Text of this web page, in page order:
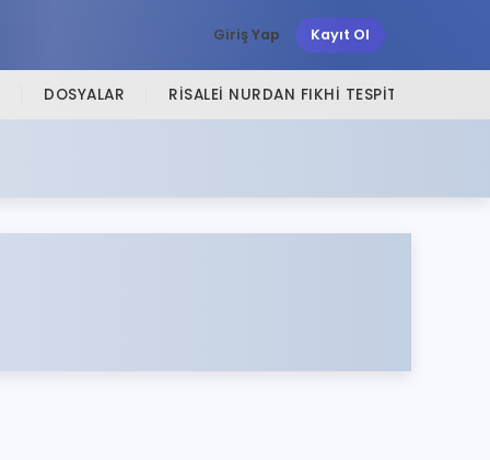
Giriş Yap Kayıt Ol
DOSYALAR RISALEI NURDAN FIKHI TESPITLER